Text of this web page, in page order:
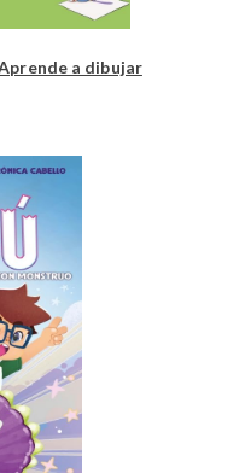
a dibujar